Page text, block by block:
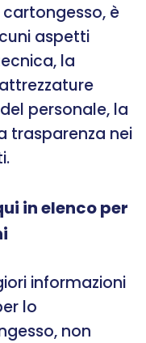
è
aspetti
la
personale, la
trasparenza nei
in elenco per
informazioni
lo
non